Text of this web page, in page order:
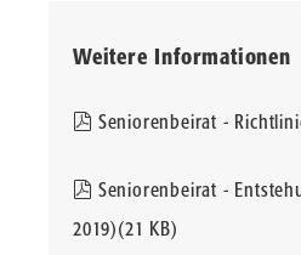
Weitere Informationen
pdf
Seniorenbeirat -
pdf
Seniorenbeirat -
2019)(21 KB)